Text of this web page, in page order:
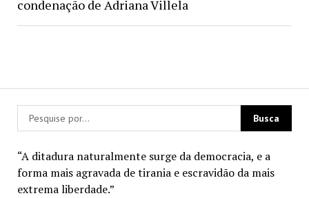
“A ditadura naturalmente surge da democracia, e a
forma mais agravada de tirania e escravidão da mais
extrema liberdade.”
condenação de Adriana Villela